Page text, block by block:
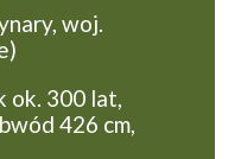
woj.
ok. 300 lat,
426 cm,